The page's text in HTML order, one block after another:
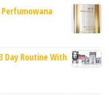
Day Routine With